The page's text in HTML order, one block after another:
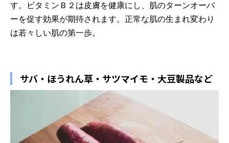
す。ビタミンＢ２は皮膚を健康にし、肌のターンオーバ
ーを促す効果が期待されます。正常な肌の生まれ変わり
は若々しい肌の第一歩。
サバ・ほうれん草・サツマイモ・大豆製品など